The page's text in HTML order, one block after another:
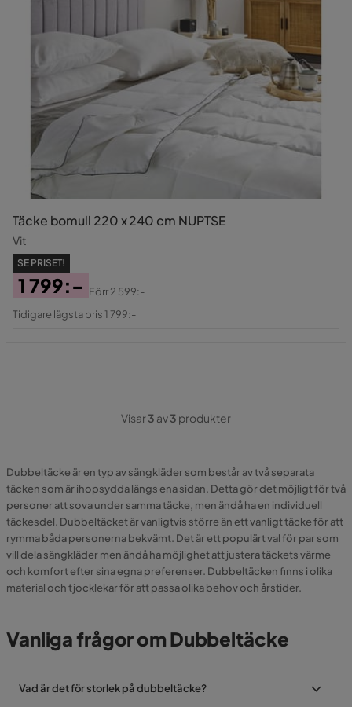
Täcke bomull 220 x 240 cm NUPTSE
Vit
SE PRISET!
Pris
1 799:-
Original
Förr2 599:-
Tidigare lägsta pris 1 799:-
Visar3 av3 produkter
Dubbeltäcke är en typ av sängkläder som består av två separata
täcken som är ihopsydda längs ena sidan. Detta gör det möjligt för två
personer att sova under samma täcke, men ändå ha en individuell
täckesdel. Dubbeltäcket är vanligtvis större än ett vanligt täcke för att
rymma båda personerna bekvämt. Det är ett populärt val för par som
vill dela sängkläder men ändå ha möjlighet att justera täckets värme
och komfort efter sina egna preferenser. Dubbeltäcken finns i olika
material och tjocklekar för att passa olika behov och årstider.
Vanliga frågor om Dubbeltäcke
Vad är det för storlek på dubbeltäcke?